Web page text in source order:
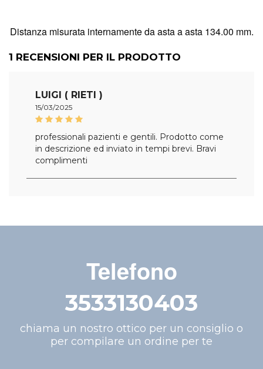
Distanza misurata internamente da asta a asta 134.00 mm.
1 RECENSIONI PER IL PRODOTTO
LUIGI ( RIETI )
15/03/2025
professionali pazienti e gentili. Prodotto come
in descrizione ed inviato in tempi brevi. Bravi
complimenti
Telefono
3533130403
chiama un nostro ottico per un consiglio o
per compilare un ordine per te